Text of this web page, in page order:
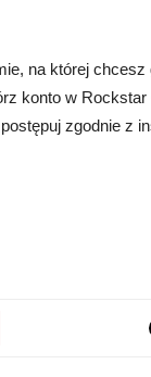
na której
konto w
zgodnie z